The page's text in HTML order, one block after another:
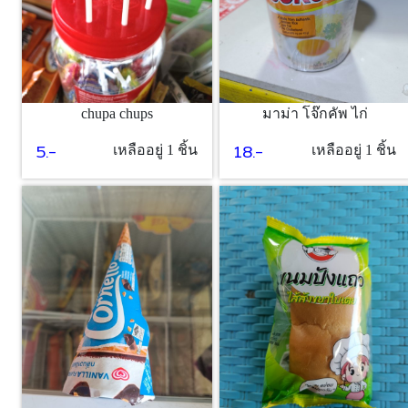
chupa chups
5.- เหลืออยู่ 1 ชิ้น
มาม่า โจ๊กคัพ ไก่
18.- เหลืออยู่ 1 ชิ้น